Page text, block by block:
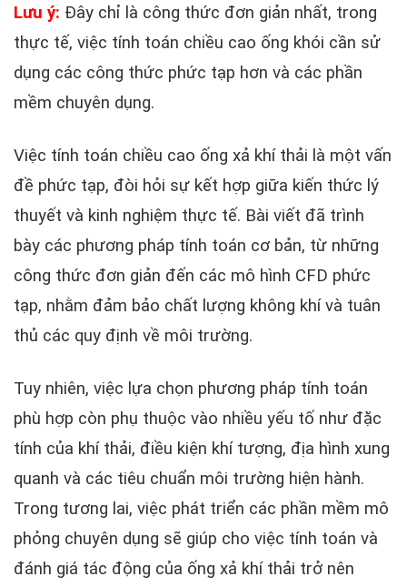
Lưu ý: Đây chỉ là công thức đơn giản nhất, trong
thực tế, việc tính toán chiều cao ống khói cần sử
dụng các công thức phức tạp hơn và các phần
mềm chuyên dụng.
Việc tính toán chiều cao ống xả khí thải là một vấn
đề phức tạp, đòi hỏi sự kết hợp giữa kiến thức lý
thuyết và kinh nghiệm thực tế. Bài viết đã trình
bày các phương pháp tính toán cơ bản, từ những
công thức đơn giản đến các mô hình CFD phức
tạp, nhằm đảm bảo chất lượng không khí và tuân
thủ các quy định về môi trường.
Tuy nhiên, việc lựa chọn phương pháp tính toán
phù hợp còn phụ thuộc vào nhiều yếu tố như đặc
tính của khí thải, điều kiện khí tượng, địa hình xung
quanh và các tiêu chuẩn môi trường hiện hành.
Trong tương lai, việc phát triển các phần mềm mô
phỏng chuyên dụng sẽ giúp cho việc tính toán và
đánh giá tác động của ống xả khí thải trở nên